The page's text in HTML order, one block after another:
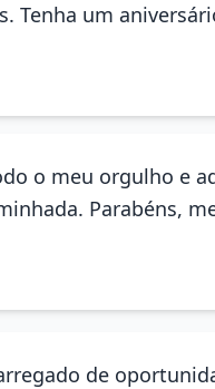
Tenha um
o meu orgulho e
Parabéns,
de